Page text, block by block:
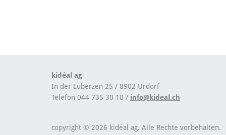
kidéal ag
In der Luberzen 25 / 8902 Urdorf
Telefon 044 735 30 10 / info@kideal.ch
copyright © 2026 kidéal ag. Alle Rechte vorbehalten.